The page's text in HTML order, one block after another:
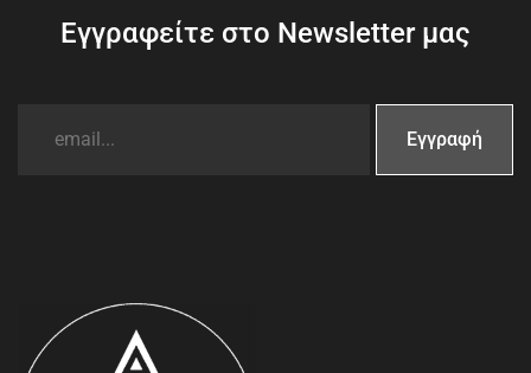
Εγγραφείτε στο Newsletter μας